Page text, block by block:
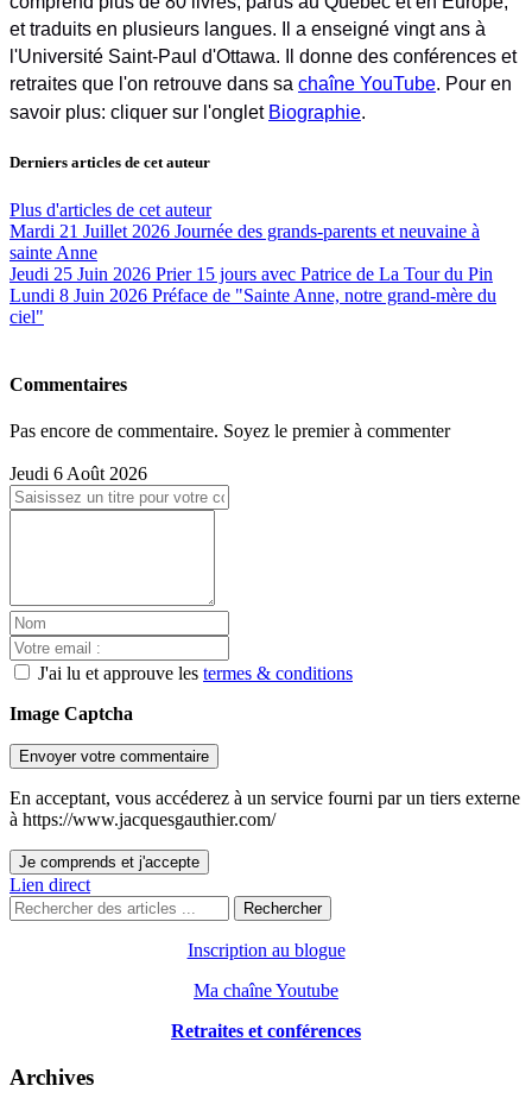
et traduits en plusieurs langues. Il a enseigné vingt ans à
l'Université Saint-Paul d'Ottawa. Il donne des conférences et
retraites que l'on retrouve dans sa chaîne YouTube. Pour en
savoir plus: cliquer sur l'onglet Biographie.
Derniers articles de cet auteur
Plus d'articles de cet auteur
Mardi 21 Juillet 2026 Journée des grands-parents et neuvaine à
sainte Anne
Jeudi 25 Juin 2026 Prier 15 jours avec Patrice de La Tour du Pin
Lundi 8 Juin 2026 Préface de "Sainte Anne, notre grand-mère du
ciel"
Commentaires
Pas encore de commentaire. Soyez le premier à commenter
Jeudi 6 Août 2026
J'ai lu et approuve les termes & conditions
Image Captcha
Envoyer votre commentaire
En acceptant, vous accéderez à un service fourni par un tiers externe
à https://www.jacquesgauthier.com/
Je comprends et j'accepte
Lien direct
Rechercher
Inscription au blogue
Ma chaîne Youtube
Retraites et conférences
Archives